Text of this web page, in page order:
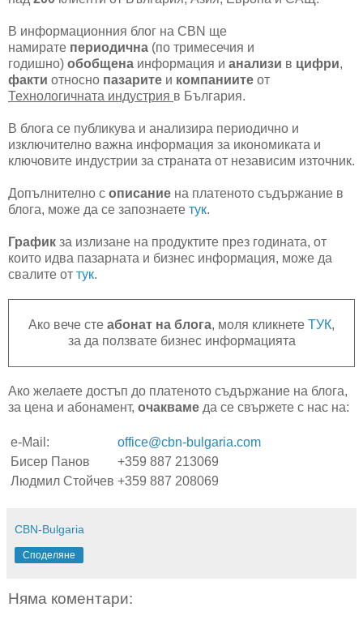
В информационния блог на CBN ще
намирате периодична (по тримесечия и
годишно) обобщена информация и анализи в цифри,
факти относно пазарите и компаниите от
Технологичната индустрия в България.
В блога се публикува и анализира периодично и
изключително важна информация за икономиката и
ключовите индустрии за страната от независим източник.
Допълнително с описание на платеното съдържание в
блога, може да се запознаете тук.
График за излизане на продуктите през годината, от
които идва пазарната и бизнес информация, може да
свалите от тук.
Ако вече сте абонат на блога, моля кликнете ТУК,
за да ползвате бизнес информацията
Ако желаете достъп до платеното съдържание на блога,
за цена и абонамент, очакваме да се свържете с нас на:
e-Mail:
office@cbn-bulgaria.com
Бисер Панов
+359 887 213069
Людмил Стойчев +359 887 208069
CBN-Bulgaria
Споделяне
Няма коментари: